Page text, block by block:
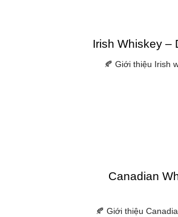
Irish Whiskey –
🍂 Giới thiệu Irish
Canadian
🍂 Giới thiệu